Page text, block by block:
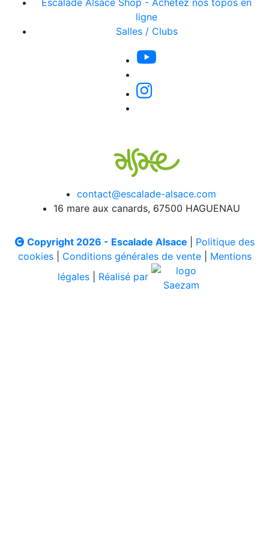
Escalade Alsace Shop - Achetez nos topos en
ligne
Salles / Clubs
contact@escalade-alsace.com
16 mare aux canards, 67500 HAGUENAU
Copyright 2026 - Escalade Alsace
Politique des
cookies| Conditions générales de vente| Mentions
légales
Réalisé par